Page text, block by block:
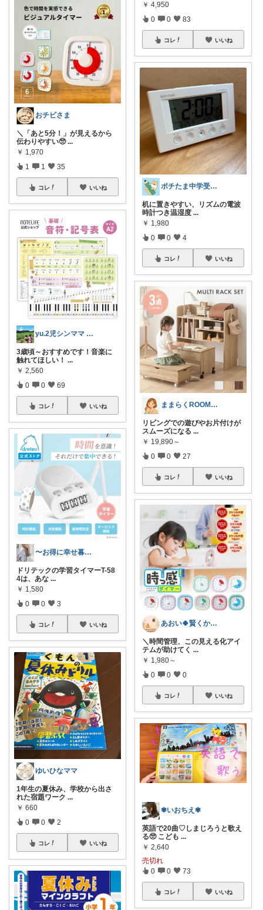
おチビさま
＼「あと5分！」が見えるから
伝わりやすい🥺 ...
￥ 1,970
1 1 35
コレ いいね
yu.2児シンママ いつも心から感謝です
3歳頃～おすすめです！音楽に
触れてほしい！ ...
￥ 2,560
0 0 69
コレ いいね
〜お得に幸せ暮らし〜
ドリテックの学習タイマーT-58
4は、あな ...
￥ 1,580
0 0 3
コレ いいね
ゆいひなママ
1年生の夏休み、学校から出さ
れた宿題ワーク ...
￥ 660
0 0 2
コレ いいね
￥ 4,950
0 0 83
コレ いいね
ポチたま中学受験✏️
机に置きやすい、リズムの電波
時計つき温湿度 ...
￥ 1,980
0 0 4
コレ いいね
ままらくROOM｜育児と暮らしのセレクト
リビングでの遊びやお片付けが
スムーズになる ...
￥ 19,890～
0 0 27
コレ いいね
あおい🍀賢くかわいくちょうどいい暮らし
＼時間管理、この見える化アイ
テムが助けてく ...
￥ 1,980～
0 0 0
コレ いいね
✾いおちえ✾
英語で20曲♡しまじろうと歌え
る🥺 こども ...
￥ 2,640
売切れ
0 0 73
コレ いいね